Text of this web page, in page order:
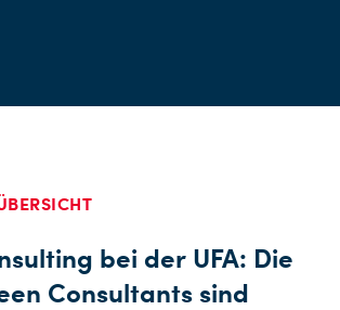
bei der UFA: Die
Consultants sind